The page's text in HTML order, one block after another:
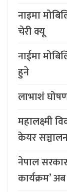
नाइमा
चेरी क्यू
नाईमा
हुने
लाभाशं
महालक्ष्मी
केयर
नेपाल
कार्यक्रम’